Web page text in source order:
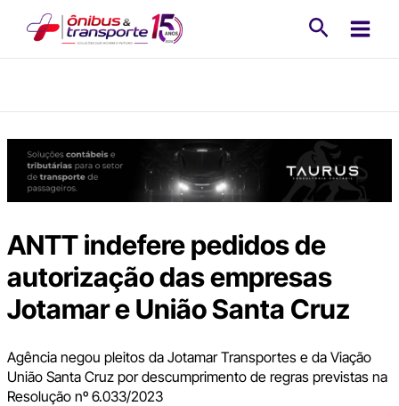
ANTT indefere pedidos de
autorização das empresas
Jotamar e União Santa Cruz
Agência negou pleitos da Jotamar Transportes e da Viação
União Santa Cruz por descumprimento de regras previstas na
Resolução nº 6.033/2023